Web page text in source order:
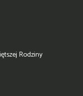
Rodziny